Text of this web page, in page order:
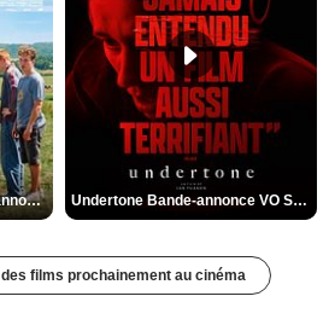
Un grand raccourci Bande-annonce VF Undertone Bande-annonce VO STFR
films prochainement au cinéma